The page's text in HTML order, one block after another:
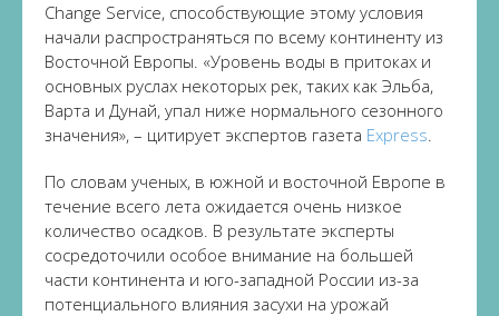
Change Service, способствующие этому условия
начали распространяться по всему континенту из
Восточной Европы. «Уровень воды в притоках и
основных руслах некоторых рек, таких как Эльба,
Варта и Дунай, упал ниже нормального сезонного
значения», – цитирует экспертов газета Express.
По словам ученых, в южной и восточной Европе в
течение всего лета ожидается очень низкое
количество осадков. В результате эксперты
сосредоточили особое внимание на большей
части континента и юго-западной России из-за
потенциального влияния засухи на урожай